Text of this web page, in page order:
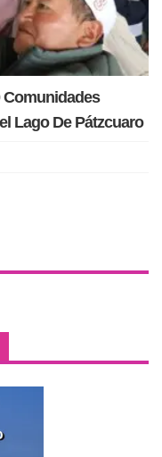
Comunidades
Lago De Pátzcuaro